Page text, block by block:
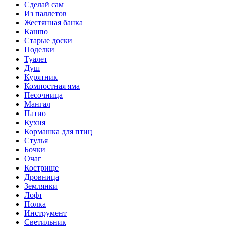
Сделай сам
Из паллетов
Жестянная банка
Кашпо
Старые доски
Поделки
Туалет
Душ
Курятник
Компостная яма
Песочница
Мангал
Патио
Кухня
Кормашка для птиц
Стулья
Бочки
Очаг
Кострище
Дровница
Землянки
Лофт
Полка
Инструмент
Светильник